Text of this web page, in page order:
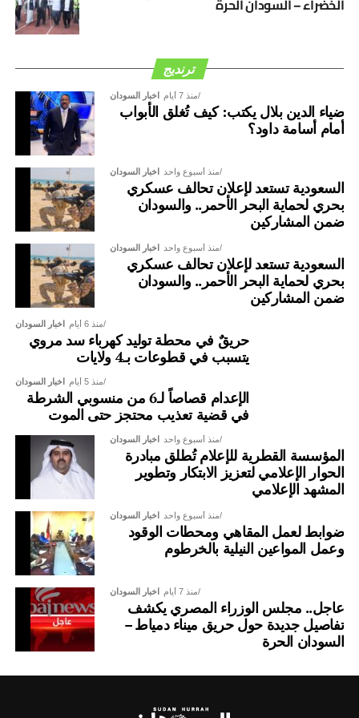
ترنديج
اخبار السودان منذ 7 أيام
ضياء الدين بلال يكتب: كيف تُغلق الأبواب
أمام أسامة داود؟
اخبار السودان منذ أسبوع واحد
السعودية تستعد لإعلان تحالف عسكري
بحري لحماية البحر الأحمر.. والسودان
ضمن المشاركين
اخبار السودان منذ أسبوع واحد
السعودية تستعد لإعلان تحالف عسكري
بحري لحماية البحر الأحمر.. والسودان
ضمن المشاركين
اخبار السودان منذ 6 أيام
حريقٌ في محطة توليد كهرباء سد مروي
يتسبب في قطوعات بـ4 ولايات
اخبار السودان منذ 5 أيام
الإعدام قصاصاً لـ6 من منسوبي الشرطة
في قضية تعذيب محتجز حتى الموت
اخبار السودان منذ أسبوع واحد
المؤسسة القطرية للإعلام تُطلق مبادرة
الحوار الإعلامي لتعزيز الابتكار وتطوير
المشهد الإعلامي
اخبار السودان منذ أسبوع واحد
ضوابط لعمل المقاهي ومحطات الوقود
وعمل المواعين النيلية بالخرطوم
اخبار السودان منذ 7 أيام
عاجل.. مجلس الوزراء المصري يكشف
تفاصيل جديدة حول حريق ميناء دمياط –
السودان الحرة